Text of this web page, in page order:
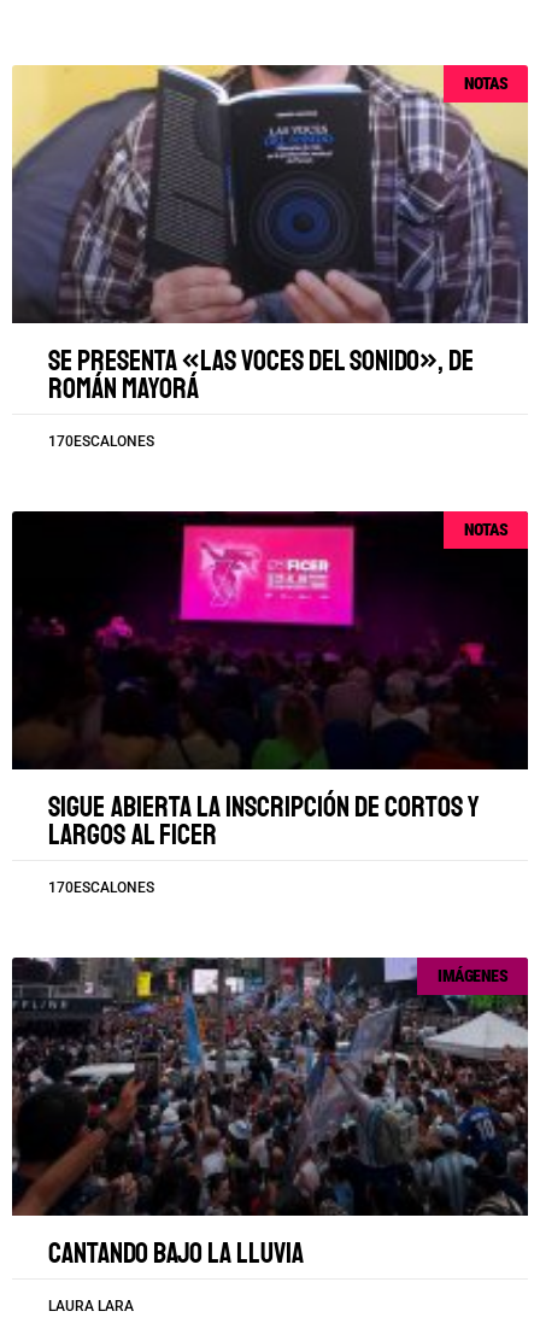
NOTAS
Se presenta «Las voces del sonido», de
Román Mayorá
170ESCALONES
NOTAS
Sigue abierta la inscripción de cortos y
largos al FICER
170ESCALONES
IMÁGENES
Cantando bajo la lluvia
LAURA LARA